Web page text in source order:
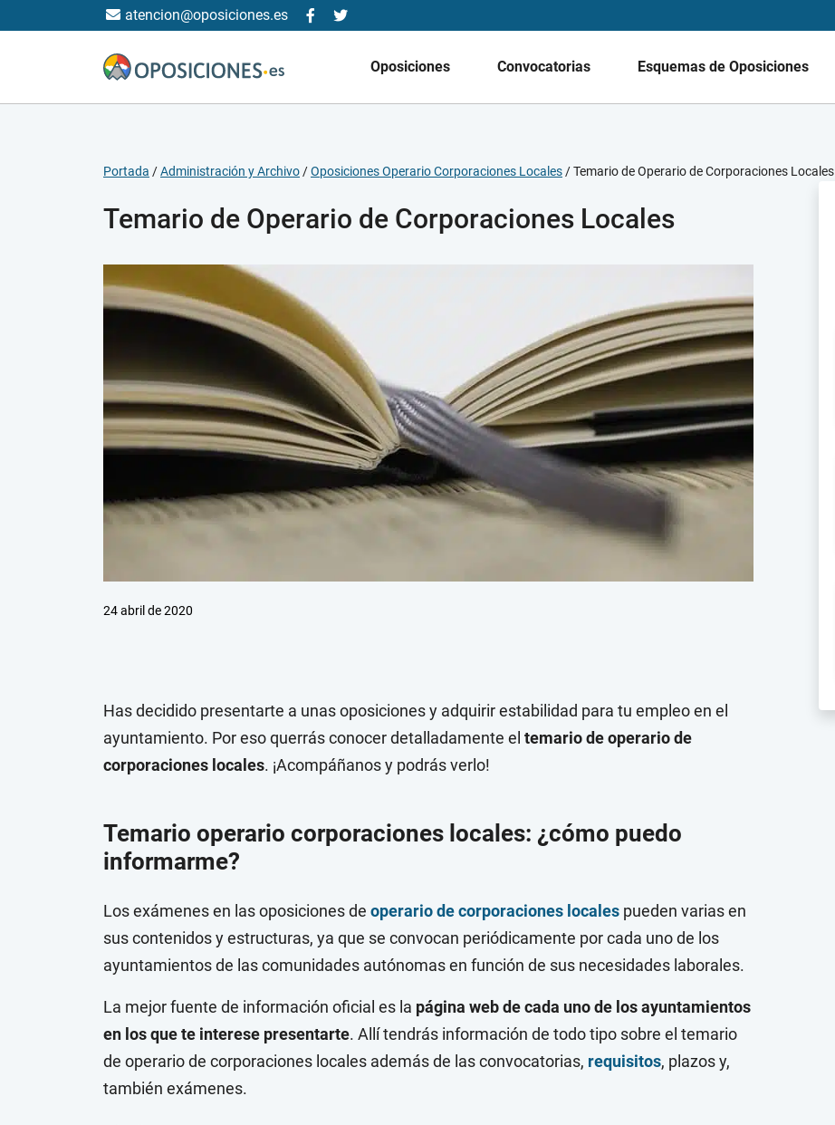
atencion@oposiciones.es
Oposiciones Convocatorias Esquemas de Oposiciones
Portada /Administración y Archivo /Oposiciones Operario Corporaciones Locales /Temario de Operario de Corporaciones Locales
Temario de Operario de Corporaciones Locales
24 abril de 2020
Has decidido presentarte a unas oposiciones y adquirir estabilidad para tu empleo en el
ayuntamiento. Por eso querrás conocer detalladamente el temario de operario de
corporaciones locales. ¡Acompáñanos y podrás verlo!
Temario operario corporaciones locales: ¿cómo puedo
informarme?
Los exámenes en las oposiciones de operario de corporaciones locales pueden varias en
sus contenidos y estructuras, ya que se convocan periódicamente por cada uno de los
ayuntamientos de las comunidades autónomas en función de sus necesidades laborales.
La mejor fuente de información oficial es la página web de cada uno de los ayuntamientos
en los que te interese presentarte. Allí tendrás información de todo tipo sobre el temario
de operario de corporaciones locales además de las convocatorias, requisitos, plazos y,
también exámenes.